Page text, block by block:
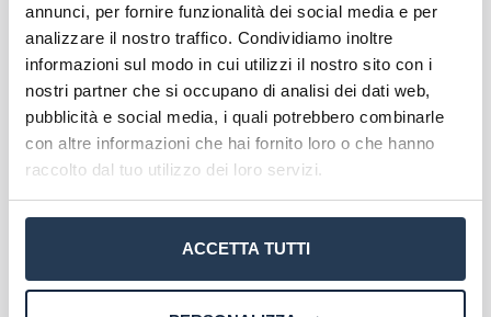
annunci, per fornire funzionalità dei social media e per
analizzare il nostro traffico. Condividiamo inoltre
informazioni sul modo in cui utilizzi il nostro sito con i
nostri partner che si occupano di analisi dei dati web,
pubblicità e social media, i quali potrebbero combinarle
con altre informazioni che hai fornito loro o che hanno
raccolto dal tuo utilizzo dei loro servizi.
ACCETTA TUTTI
Per diventare ingegnere tuttavia la laurea
magistrale non basta, bisogna infatti superare un
esame di stato ed iscriversi all’apposito albo.
Solitamente l’ingegnere lavora in proprio,
collaborando con enti pubblici o aziende private.
Requisiti di ammissione
Il corso di laurea di Ingegneria Gestionale (LM31) è
ingegneria industriale(titoli classe 10 DM 509 e